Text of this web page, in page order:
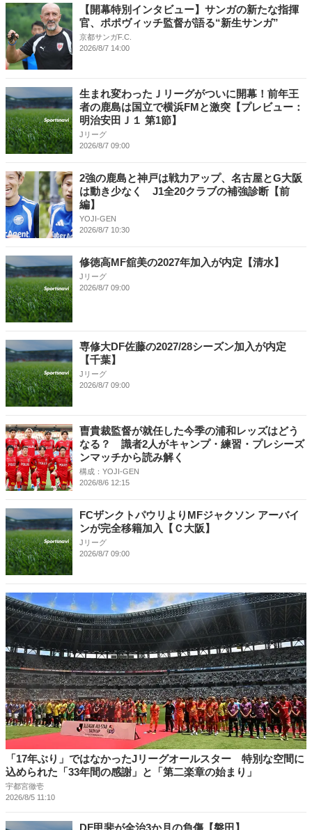
【開幕特別インタビュー】サンガの新たな指揮
官、ポポヴィッチ監督が語る“新生サンガ”
京都サンガF.C.
2026/8/7 14:00
生まれ変わったＪリーグがついに開幕！前年王
者の鹿島は国立で横浜FMと激突【プレビュー：
明治安田Ｊ１ 第1節】
Jリーグ
2026/8/7 09:00
2強の鹿島と神戸は戦力アップ、名古屋とG大阪
は動き少なく J1全20クラブの補強診断【前
編】
YOJI-GEN
2026/8/7 10:30
修徳高MF舘美の2027年加入が内定【清水】
Jリーグ
2026/8/7 09:00
専修大DF佐藤の2027/28シーズン加入が内定
【千葉】
Jリーグ
2026/8/7 09:00
曺貴裁監督が就任した今季の浦和レッズはどう
なる？ 識者2人がキャンプ・練習・プレシーズ
ンマッチから読み解く
構成：YOJI-GEN
2026/8/6 12:15
FCザンクトパウリよりMFジャクソン アーバイ
ンが完全移籍加入【Ｃ大阪】
Jリーグ
2026/8/7 09:00
「17年ぶり」ではなかったJリーグオールスター 特別な空間に
込められた「33年間の感謝」と「第二楽章の始まり」
宇都宮徹壱
2026/8/5 11:10